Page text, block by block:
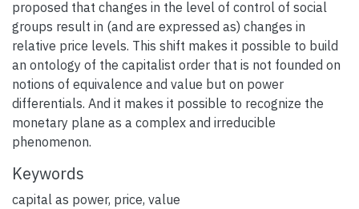
proposed that changes in the level of control of social
groups result in (and are expressed as) changes in
relative price levels. This shift makes it possible to build
an ontology of the capitalist order that is not founded on
notions of equivalence and value but on power
differentials. And it makes it possible to recognize the
monetary plane as a complex and irreducible
phenomenon.
Keywords
capital as power, price, value